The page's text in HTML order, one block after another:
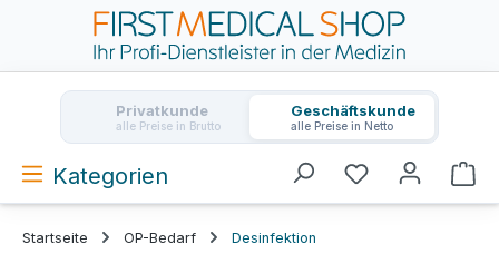
Zum Hauptinhalt springen
Privatkunde
alle Preise in Brutto
Geschäftskunde
alle Preise in Netto
Kategorien
Startseite OP-Bedarf Desinfektion